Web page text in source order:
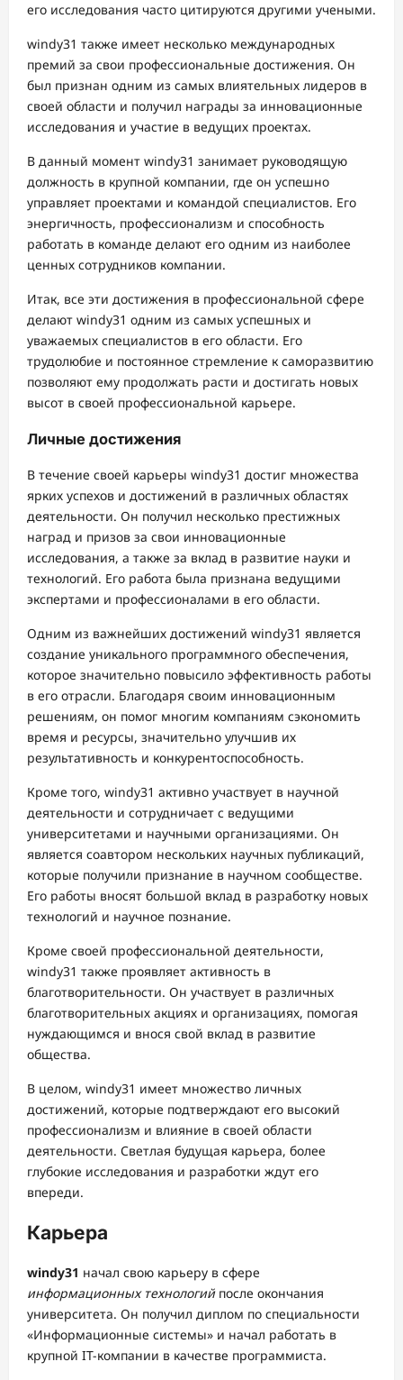
его исследования часто цитируются другими учеными.
windy31 также имеет несколько международных
премий за свои профессиональные достижения. Он
был признан одним из самых влиятельных лидеров в
своей области и получил награды за инновационные
исследования и участие в ведущих проектах.
В данный момент windy31 занимает руководящую
должность в крупной компании, где он успешно
управляет проектами и командой специалистов. Его
энергичность, профессионализм и способность
работать в команде делают его одним из наиболее
ценных сотрудников компании.
Итак, все эти достижения в профессиональной сфере
делают windy31 одним из самых успешных и
уважаемых специалистов в его области. Его
трудолюбие и постоянное стремление к саморазвитию
позволяют ему продолжать расти и достигать новых
высот в своей профессиональной карьере.
Личные достижения
В течение своей карьеры windy31 достиг множества
ярких успехов и достижений в различных областях
деятельности. Он получил несколько престижных
наград и призов за свои инновационные
исследования, а также за вклад в развитие науки и
технологий. Его работа была признана ведущими
экспертами и профессионалами в его области.
Одним из важнейших достижений windy31 является
создание уникального программного обеспечения,
которое значительно повысило эффективность работы
в его отрасли. Благодаря своим инновационным
решениям, он помог многим компаниям сэкономить
время и ресурсы, значительно улучшив их
результативность и конкурентоспособность.
Кроме того, windy31 активно участвует в научной
деятельности и сотрудничает с ведущими
университетами и научными организациями. Он
является соавтором нескольких научных публикаций,
которые получили признание в научном сообществе.
Его работы вносят большой вклад в разработку новых
технологий и научное познание.
Кроме своей профессиональной деятельности,
windy31 также проявляет активность в
благотворительности. Он участвует в различных
благотворительных акциях и организациях, помогая
нуждающимся и внося свой вклад в развитие
общества.
В целом, windy31 имеет множество личных
достижений, которые подтверждают его высокий
профессионализм и влияние в своей области
деятельности. Светлая будущая карьера, более
глубокие исследования и разработки ждут его
впереди.
Карьера
windy31 начал свою карьеру в сфере
информационных технологийпосле окончания
университета. Он получил диплом по специальности
«Информационные системы» и начал работать в
крупной IT-компании в качестве программиста.